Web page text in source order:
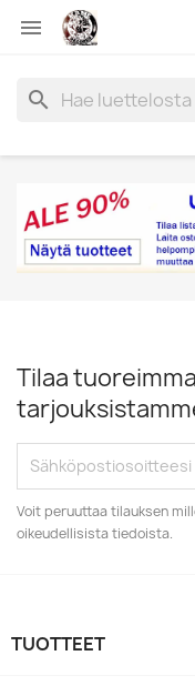

search
Tilaa
Voit peruuttaa tilauksen
oikeudellisista tiedoista.
TUOTTEET